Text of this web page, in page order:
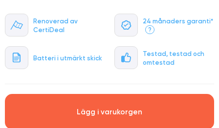
Renoverad av
CertiDeal
24 månaders garanti*
?
Batteri i utmärkt skick
Testad, testad och
omtestad
Lägg i varukorgen